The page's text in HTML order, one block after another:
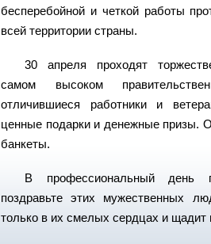
бесперебойной и четкой работы
всей территории страны.
30 апреля проходят
самом высоком
отличившиеся работники и
ценные подарки и денежные призы.
банкеты.
В профессиональный день
поздравьте этих мужественных
только в их смелых сердцах и